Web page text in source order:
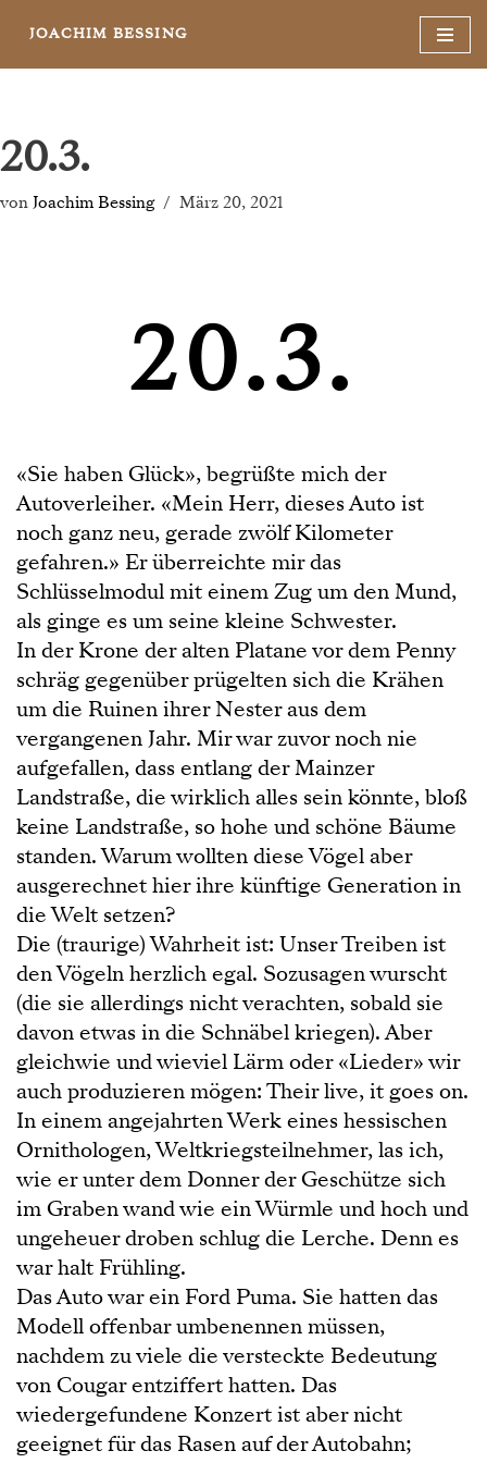
JOACHIM BESSING
20.3.
von Joachim Bessing März 20, 2021
20.3.
«Sie haben Glück», begrüßte mich der
Autoverleiher. «Mein Herr, dieses Auto ist
noch ganz neu, gerade zwölf Kilometer
gefahren.» Er überreichte mir das
Schlüsselmodul mit einem Zug um den Mund,
als ginge es um seine kleine Schwester.
In der Krone der alten Platane vor dem Penny
schräg gegenüber prügelten sich die Krähen
um die Ruinen ihrer Nester aus dem
vergangenen Jahr. Mir war zuvor noch nie
aufgefallen, dass entlang der Mainzer
Landstraße, die wirklich alles sein könnte, bloß
keine Landstraße, so hohe und schöne Bäume
standen. Warum wollten diese Vögel aber
ausgerechnet hier ihre künftige Generation in
die Welt setzen?
Die (traurige) Wahrheit ist: Unser Treiben ist
den Vögeln herzlich egal. Sozusagen wurscht
(die sie allerdings nicht verachten, sobald sie
davon etwas in die Schnäbel kriegen). Aber
gleichwie und wieviel Lärm oder «Lieder» wir
auch produzieren mögen: Their live, it goes on.
In einem angejahrten Werk eines hessischen
Ornithologen, Weltkriegsteilnehmer, las ich,
wie er unter dem Donner der Geschütze sich
im Graben wand wie ein Würmle und hoch und
ungeheuer droben schlug die Lerche. Denn es
war halt Frühling.
Das Auto war ein Ford Puma. Sie hatten das
Modell offenbar umbenennen müssen,
nachdem zu viele die versteckte Bedeutung
von Cougar entziffert hatten. Das
wiedergefundene Konzert ist aber nicht
geeignet für das Rasen auf der Autobahn;